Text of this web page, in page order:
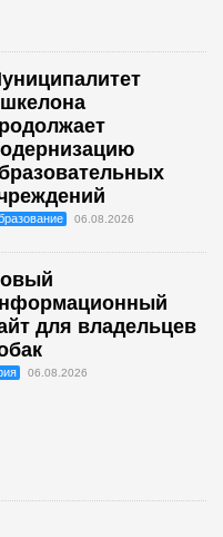
06.08.2026
для владельцев
06.08.2026